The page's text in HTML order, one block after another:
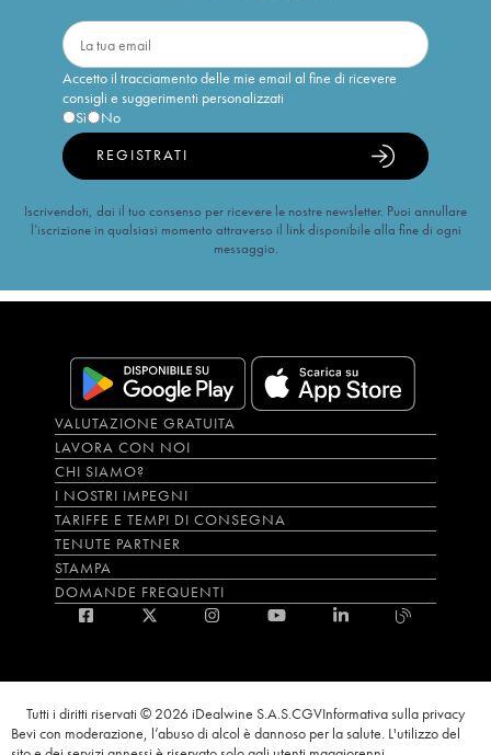
Accetto il tracciamento delle mie email al fine di ricevere
consigli e suggerimenti personalizzati
Sì
No
REGISTRATI
Iscrivendoti, dai il tuo consenso per ricevere le nostre newsletter. Puoi annullare
l’iscrizione in qualsiasi momento attraverso il link disponibile alla fine di ogni
messaggio.
VALUTAZIONE GRATUITA
LAVORA CON NOI
CHI SIAMO?
I NOSTRI IMPEGNI
TARIFFE E TEMPI DI CONSEGNA
TENUTE PARTNER
STAMPA
DOMANDE FREQUENTI
Tutti i diritti riservati © 2026 iDealwine S.A.S.CGVInformativa sulla privacy
Bevi con moderazione, l’abuso di alcol è dannoso per la salute. L'utilizzo del